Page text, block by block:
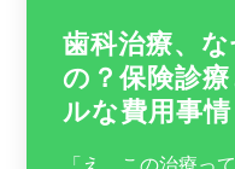
歯科治療、
の？保険診
ルな費用事情
「え、この治療っ